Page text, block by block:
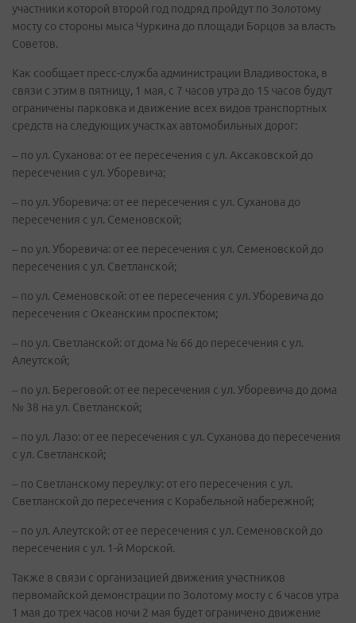
участники которой второй год подряд пройдут по Золотому
мосту со стороны мыса Чуркина до площади Борцов за власть
Советов.
Как сообщает пресс-служба администрации Владивостока, в
связи с этим в пятницу, 1 мая, с 7 часов утра до 15 часов будут
ограничены парковка и движение всех видов транспортных
средств на следующих участках автомобильных дорог:
– по ул. Суханова: от ее пересечения с ул. Аксаковской до
пересечения с ул. Уборевича;
– по ул. Уборевича: от ее пересечения с ул. Суханова до
пересечения с ул. Семеновской;
– по ул. Уборевича: от ее пересечения с ул. Семеновской до
пересечения с ул. Светланской;
– по ул. Семеновской: от ее пересечения с ул. Уборевича до
пересечения с Океанским проспектом;
– по ул. Светланской: от дома № 66 до пересечения с ул.
Алеутской;
– по ул. Береговой: от ее пересечения с ул. Уборевича до дома
№ 38 на ул. Светланской;
– по ул. Лазо: от ее пересечения с ул. Суханова до пересечения
с ул. Светланской;
– по Светланскому переулку: от его пересечения с ул.
Светланской до пересечения с Корабельной набережной;
– по ул. Алеутской: от ее пересечения с ул. Семеновской до
пересечения с ул. 1-й Морской.
Также в связи с организацией движения участников
первомайской демонстрации по Золотому мосту с 6 часов утра
1 мая до трех часов ночи 2 мая будет ограничено движение